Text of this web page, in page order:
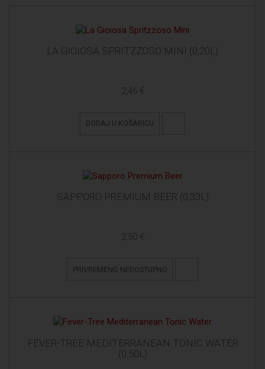
LA GIOIOSA SPRITZZOSO MINI (0,20L)
2,46 €
DODAJ U KOŠARICU
SAPPORO PREMIUM BEER (0,33L)
2,50 €
PRIVREMENO NEDOSTUPNO
FEVER-TREE MEDITERRANEAN TONIC WATER
(0,50L)